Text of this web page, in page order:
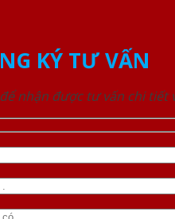
KÝ TƯ VẤN
nhận được tư vấn chi tiết